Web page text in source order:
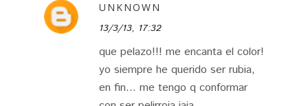
UNKNOWN
13/3/13, 17:32
que pelazo!!! me encanta el color!
yo siempre he querido ser rubia,
en fin... me tengo q conformar